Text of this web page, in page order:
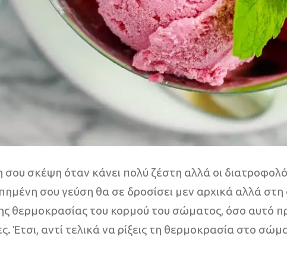
σου σκέψη όταν κάνει πολύ ζέστη αλλά οι
σου γεύση θα σε δροσίσει μεν αρχικά αλλά
θερμοκρασίας του κορμού του σώματος, όσο αυτό
Έτσι, αντί τελικά να ρίξεις τη θερμοκρασία στο